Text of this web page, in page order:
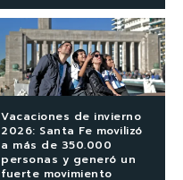
Vacaciones de invierno
2026: Santa Fe movilizó
a más de 350.000
personas y generó un
fuerte movimiento